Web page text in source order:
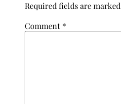
Required fields are marked
Comment *